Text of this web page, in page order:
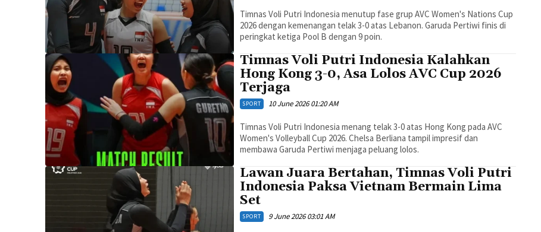
Timnas Voli Putri Indonesia menutup fase grup AVC Women's Nations Cup
2026 dengan kemenangan telak 3-0 atas Lebanon. Garuda Pertiwi finis di
peringkat ketiga Pool B dengan 9 poin.
Timnas Voli Putri Indonesia Kalahkan
Hong Kong 3-0, Asa Lolos AVC Cup 2026
Terjaga
SPORT 10 June 2026 01:20 AM
Timnas Voli Putri Indonesia menang telak 3-0 atas Hong Kong pada AVC
Women's Volleyball Cup 2026. Chelsa Berliana tampil impresif dan
membawa Garuda Pertiwi menjaga peluang lolos.
Lawan Juara Bertahan, Timnas Voli Putri
Indonesia Paksa Vietnam Bermain Lima
Set
SPORT 9 June 2026 03:01 AM